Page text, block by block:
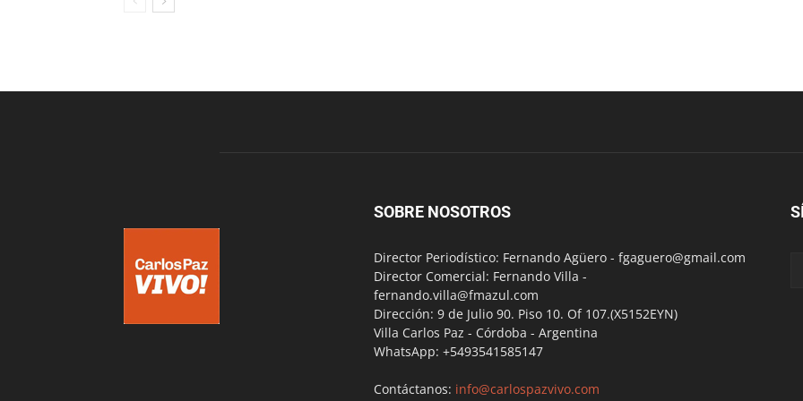
SOBRE NOSOTROS
Director Periodístico: Fernando Agüero - fgaguero@gmail.com
Director Comercial: Fernando Villa -
fernando.villa@fmazul.com
Dirección: 9 de Julio 90. Piso 10. Of 107.(X5152EYN)
Villa Carlos Paz - Córdoba - Argentina
WhatsApp: +5493541585147
Contáctanos: info@carlospazvivo.com